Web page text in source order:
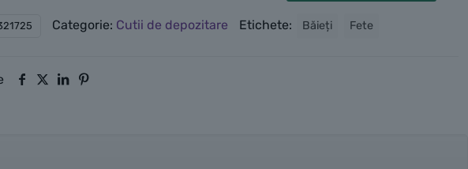
Categorie: Cutii de depozitare Etichete: Băieți Fete